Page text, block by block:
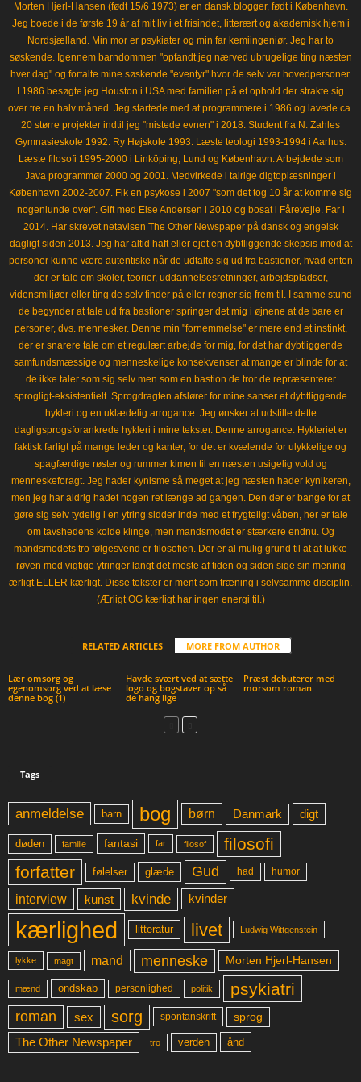
Morten Hjerl-Hansen (født 15/6 1973) er en dansk blogger, født i København.
Jeg boede i de første 19 år af mit liv i et frisindet, litterært og akademisk hjem i
Nordsjælland. Min mor er psykiater og min far kemiingeniør. Jeg har to
søskende. Igennem barndommen "opfandt jeg nærved ubrugelige ting næsten
hver dag" og fortalte mine søskende "eventyr" hvor de selv var hovedpersoner.
I 1986 besøgte jeg Houston i USA med familien på et ophold der strakte sig
over tre en halv måned. Jeg startede med at programmere i 1986 og lavede ca.
20 større projekter indtil jeg "mistede evnen" i 2018. Student fra N. Zahles
Gymnasieskole 1992. Ry Højskole 1993. Læste teologi 1993-1994 i Aarhus.
Læste filosofi 1995-2000 i Linköping, Lund og København. Arbejdede som
Java programmør 2000 og 2001. Medvirkede i talrige digtoplæsninger i
København 2002-2007. Fik en psykose i 2007 "som det tog 10 år at komme sig
nogenlunde over". Gift med Else Andersen i 2010 og bosat i Fårevejle. Far i
2014. Har skrevet netavisen The Other Newspaper på dansk og engelsk
dagligt siden 2013. Jeg har altid haft eller ejet en dybtliggende skepsis imod at
personer kunne være autentiske når de udtalte sig ud fra bastioner, hvad enten
der er tale om skoler, teorier, uddannelsesretninger, arbejdspladser,
vidensmiljøer eller ting de selv finder på eller regner sig frem til. I samme stund
de begynder at tale ud fra bastioner springer det mig i øjnene at de bare er
personer, dvs. mennesker. Denne min "fornemmelse" er mere end et instinkt,
der er snarere tale om et regulært arbejde for mig, for det har dybtliggende
samfundsmæssige og menneskelige konsekvenser at mange er blinde for at
de ikke taler som sig selv men som en bastion de tror de repræsenterer
sprogligt-eksistentielt. Sprogdragten afslører for mine sanser et dybtliggende
hykleri og en uklædelig arrogance. Jeg ønsker at udstille dette
dagligsprogsforankrede hykleri i mine tekster. Denne arrogance. Hykleriet er
faktisk farligt på mange leder og kanter, for det er kvælende for ulykkelige og
spagfærdige røster og rummer kimen til en næsten usigelig vold og
menneskeforagt. Jeg hader kynisme så meget at jeg næsten hader kynikeren,
men jeg har aldrig hadet nogen ret længe ad gangen. Den der er bange for at
gøre sig selv tydelig i en ytring sidder inde med et frygteligt våben, her er tale
om tavshedens kolde klinge, men mandsmodet er stærkere endnu. Og
mandsmodets tro følgesvend er filosofien. Der er al mulig grund til at at lukke
røven med vigtige ytringer langt det meste af tiden og siden sige sin mening
ærligt ELLER kærligt. Disse tekster er ment som træning i selvsamme disciplin.
(Ærligt OG kærligt har ingen energi til.)
RELATED ARTICLES MORE FROM AUTHOR
Lær omsorg og
egenomsorg ved at læse
denne bog (1)
Havde svært ved at sætte
logo og bogstaver op så
de hang lige
Præst debuterer med
morsom roman
Tags
anmeldelse barn bog børn Danmark digt
døden familie fantasi far filosof
filosofi
forfatter
følelser glæde Gud had humor
interview kunst kvinde kvinder
kærlighed litteratur livet Ludwig Wittgenstein
lykke magt mand menneske Morten Hjerl-Hansen
mænd ondskab personlighed politik psykiatri
roman sex sorg spontanskrift sprog
The Other Newspaper tro verden ånd